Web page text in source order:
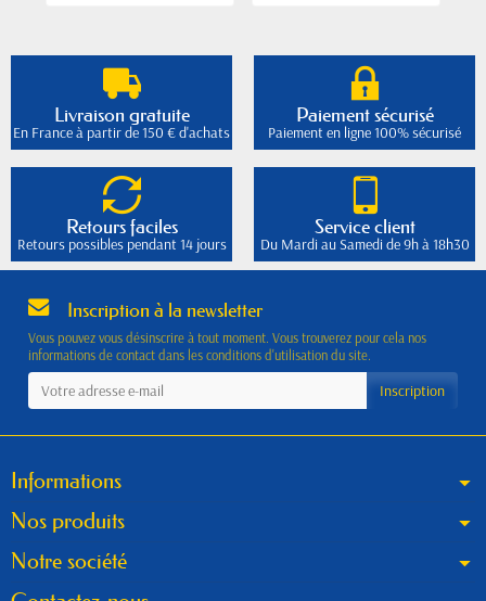
Livraison gratuite
En France à partir de 150 € d'achats
Paiement sécurisé
Paiement en ligne 100% sécurisé
Retours faciles
Retours possibles pendant 14 jours
Service client
Du Mardi au Samedi de 9h à 18h30
Inscription à la newsletter
Vous pouvez vous désinscrire à tout moment. Vous trouverez pour cela nos
informations de contact dans les conditions d'utilisation du site.
Informations
Nos produits
Notre société